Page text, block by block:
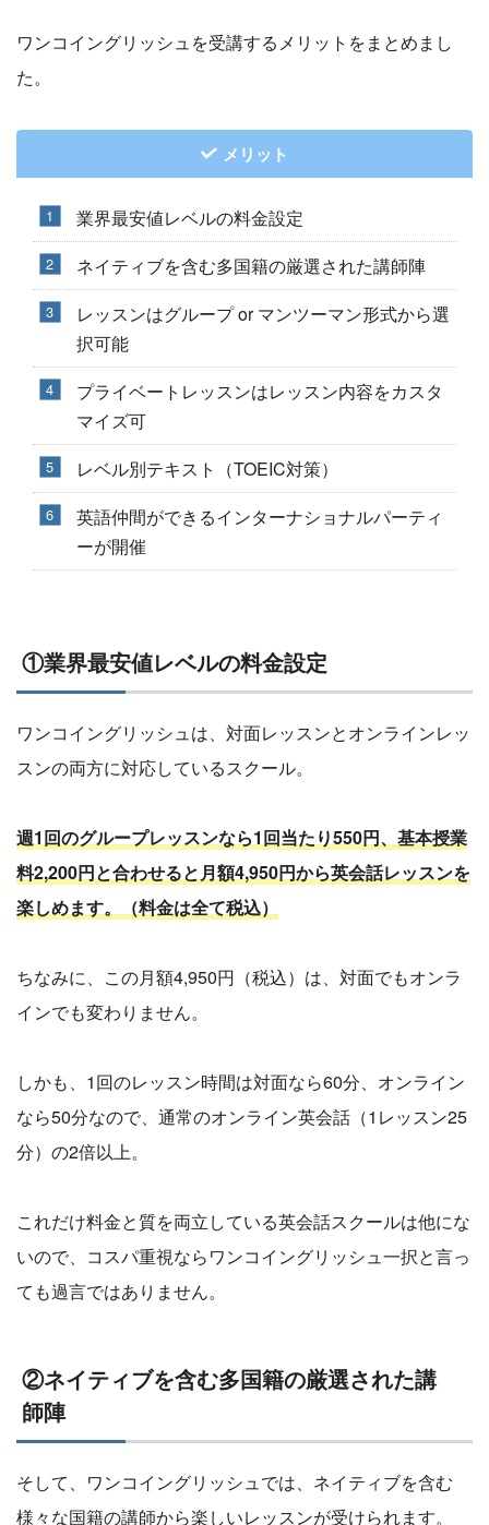
ワンコイングリッシュを受講するメリットをまとめまし
た。
メリット
業界最安値レベルの料金設定
ネイティブを含む多国籍の厳選された講師陣
レッスンはグループ or マンツーマン形式から選
択可能
プライベートレッスンはレッスン内容をカスタ
マイズ可
レベル別テキスト（TOEIC対策）
英語仲間ができるインターナショナルパーティ
ーが開催
①業界最安値レベルの料金設定
ワンコイングリッシュは、対面レッスンとオンラインレッ
スンの両方に対応しているスクール。
週1回のグループレッスンなら1回当たり550円、基本授業
料2,200円と合わせると月額4,950円から英会話レッスンを
楽しめます。（料金は全て税込）
ちなみに、この月額4,950円（税込）は、対面でもオンラ
インでも変わりません。
しかも、1回のレッスン時間は対面なら60分、オンライン
なら50分なので、通常のオンライン英会話（1レッスン25
分）の2倍以上。
これだけ料金と質を両立している英会話スクールは他にな
いので、コスパ重視ならワンコイングリッシュ一択と言っ
ても過言ではありません。
②ネイティブを含む多国籍の厳選された講
師陣
そして、ワンコイングリッシュでは、ネイティブを含む
様々な国籍の講師から楽しいレッスンが受けられます。